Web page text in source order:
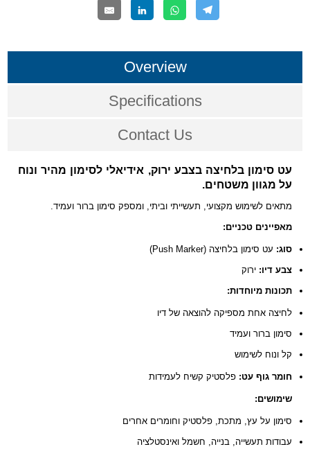
Overview
Specifications
Contact Us
עט סימון בלחיצה בצבע ירוק, אידיאלי לסימון מהיר ונוח
על מגוון משטחים.
מתאים לשימוש מקצועי, תעשייתי וביתי, ומספק סימון ברור ועמיד.
מאפיינים טכניים:
סוג: עט סימון בלחיצה (Push Marker)
צבע דיו: ירוק
תכונות מיוחדות:
לחיצה אחת מספיקה להוצאה של דיו
סימון ברור ועמיד
קל ונוח לשימוש
חומר גוף עט: פלסטיק קשיח לעמידות
שימושים:
סימון על עץ, מתכת, פלסטיק וחומרים אחרים
עבודות תעשייה, בנייה, חשמל ואינסטלציה